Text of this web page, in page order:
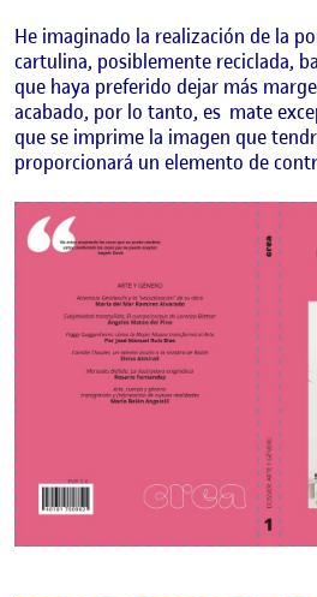
He imaginado la realización de la
cartulina, posiblemente reciclada,
que haya preferido dejar más
acabado, por lo tanto, es mate
que se imprime la imagen que
proporcionará un elemento de